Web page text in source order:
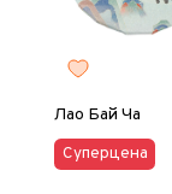
Лао Бай Ча
Суперцена